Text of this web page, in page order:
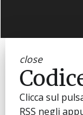
close
Clicca sul
RSS negli